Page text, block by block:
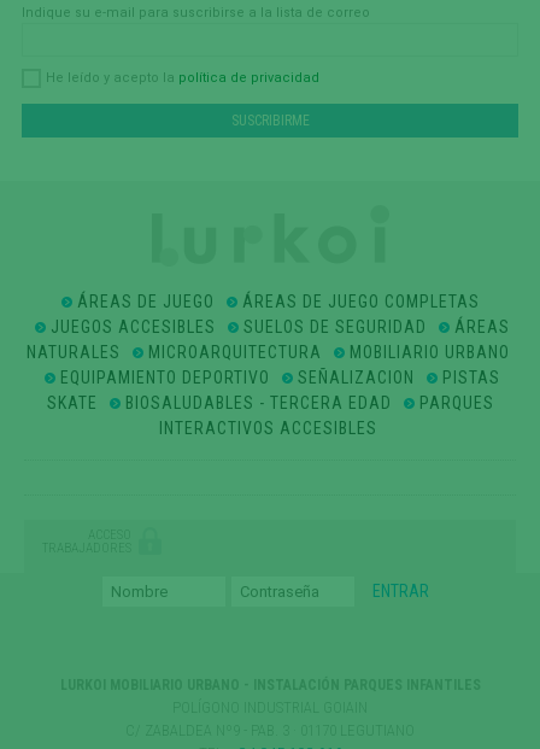
Indique su e-mail para suscribirse a la lista de correo
He leído y acepto la política de privacidad
ÁREAS DE JUEGO
ÁREAS DE JUEGO COMPLETAS
JUEGOS ACCESIBLES
SUELOS DE SEGURIDAD
ÁREAS
NATURALES
MICROARQUITECTURA
MOBILIARIO URBANO
EQUIPAMIENTO DEPORTIVO
SEÑALIZACION
PISTAS
SKATE
BIOSALUDABLES - TERCERA EDAD
PARQUES
INTERACTIVOS ACCESIBLES
ACCESO
TRABAJADORES